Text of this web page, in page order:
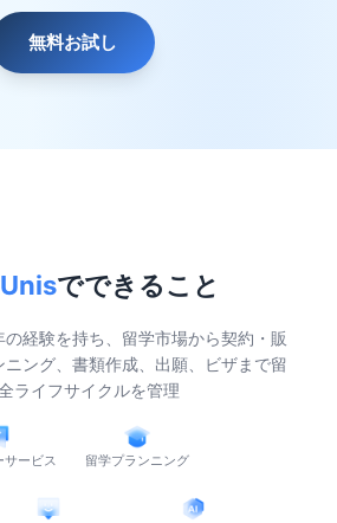
無料お試し
でできること
経験を持ち、留学市場から契約・販
ング、書類作成、出願、ビザまで留
ライフサイクルを管理
サービス 留学プランニング